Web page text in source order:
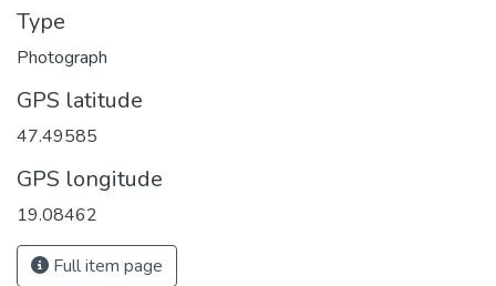
Type
Photograph
GPS latitude
47.49585
GPS longitude
19.08462
Full item page